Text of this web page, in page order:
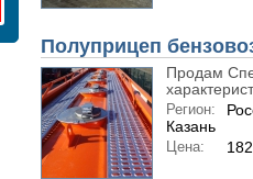
Полуприцеп
Продам
Регион:
Казань
Цена: